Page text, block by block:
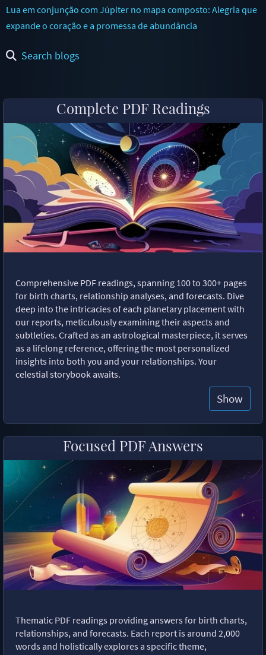
Lua em conjunção com Júpiter no mapa composto: Alegria que
expande o coração e a promessa de abundância
Search blogs
Complete PDF Readings
Comprehensive PDF readings, spanning 100 to 300+ pages
for birth charts, relationship analyses, and forecasts. Dive
deep into the intricacies of each planetary placement with
our reports, meticulously examining their aspects and
subtleties. Crafted as an astrological masterpiece, it serves
as a lifelong reference, offering the most personalized
insights into both you and your relationships. Your
celestial storybook awaits.
Show
Focused PDF Answers
Thematic PDF readings providing answers for birth charts,
relationships, and forecasts. Each report is around 2,000
words and holistically explores a specific theme,